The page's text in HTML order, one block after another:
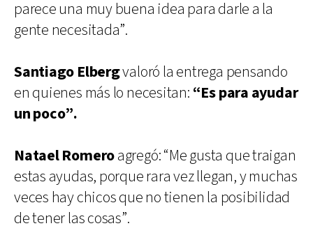
parece una muy buena idea para darle a la
gente necesitada”.
Santiago Elbergvaloró la entrega pensando
en quienes más lo necesitan: “Es para ayudar
un poco”.
Natael Romeroagregó: “Me gusta que traigan
estas ayudas, porque rara vez llegan, y muchas
veces hay chicos que no tienen la posibilidad
de tener las cosas”.